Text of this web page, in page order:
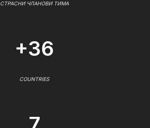
СТРАСНИ ЧЛАНОВИ ТИМА
+36
COUNTRIES